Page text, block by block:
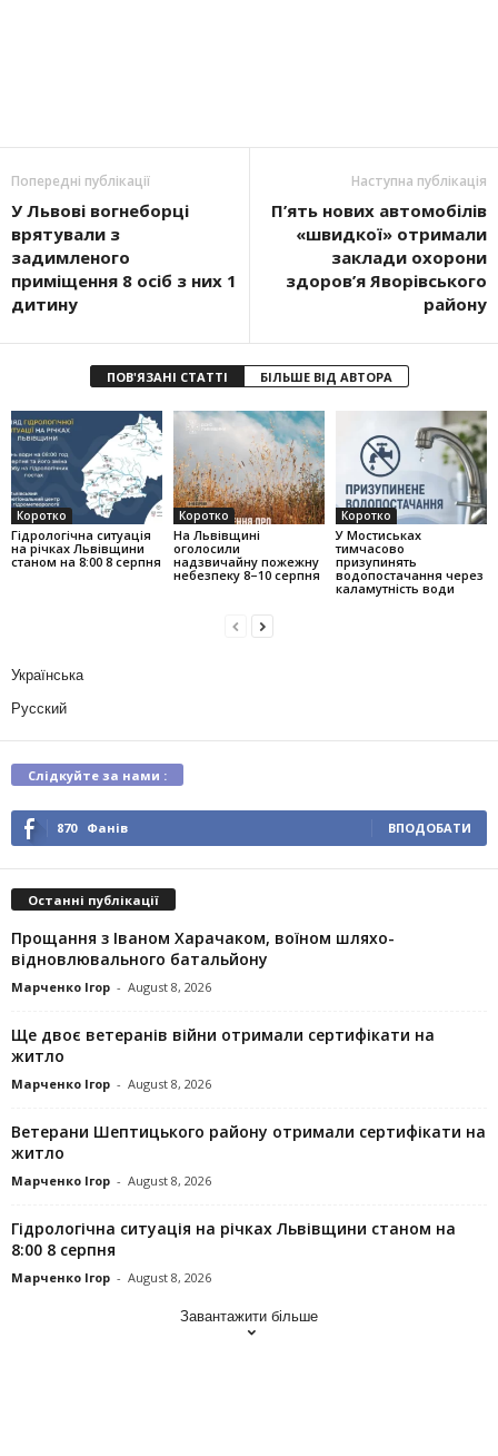
Попередні публікації
У Львові вогнеборці
врятували з
задимленого
приміщення 8 осіб з них 1
дитину
Наступна публікація
П’ять нових автомобілів
«швидкої» отримали
заклади охорони
здоров’я Яворівського
району
ПОВ'ЯЗАНІ СТАТТІ БІЛЬШЕ ВІД АВТОРА
Коротко
Гідрологічна ситуація
на річках Львівщини
станом на 8:00 8 серпня
Коротко
На Львівщині
оголосили
надзвичайну пожежну
небезпеку 8–10 серпня
Коротко
У Мостиськах
тимчасово
призупинять
водопостачання через
каламутність води
Українська
Русский
Слідкуйте за нами :
870 Фанів ВПОДОБАТИ
Останні публікації
Прощання з Іваном Харачаком, воїном шляхо-
відновлювального батальйону
Марченко Ігор - August 8, 2026
Ще двоє ветеранів війни отримали сертифікати на
житло
Марченко Ігор - August 8, 2026
Ветерани Шептицького району отримали сертифікати на
житло
Марченко Ігор - August 8, 2026
Гідрологічна ситуація на річках Львівщини станом на
8:00 8 серпня
Марченко Ігор - August 8, 2026
Завантажити більше